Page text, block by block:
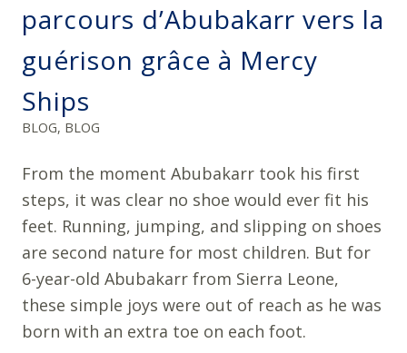
parcours d’Abubakarr vers la
guérison grâce à Mercy
Ships
BLOG, BLOG
From the moment Abubakarr took his first
steps, it was clear no shoe would ever fit his
feet. Running, jumping, and slipping on shoes
are second nature for most children. But for
6-year-old Abubakarr from Sierra Leone,
these simple joys were out of reach as he was
born with an extra toe on each foot.